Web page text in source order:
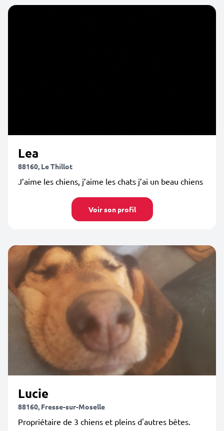
Lea
88160, Le Thillot
J’aime les chiens, j’aime les chats j’ai un beau chiens
Voir son profil
Lucie
88160, Fresse-sur-Moselle
Propriétaire de 3 chiens et pleins d'autres bêtes.